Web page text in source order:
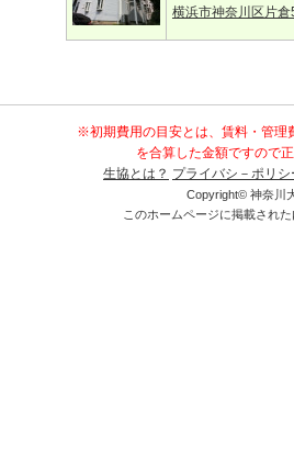
横浜市神奈川区片倉
※初期費用の目安とは、賃料・管理
を合算した金額ですので
生協とは？ プライバシ－ポリシ
Copyright© 神奈川
このホームページに掲載され